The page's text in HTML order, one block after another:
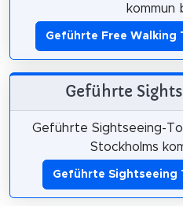
kommun
Geführte Free Walking
Geführte
Geführte Sightseeing-
Stockholms
Geführte Sightseeing